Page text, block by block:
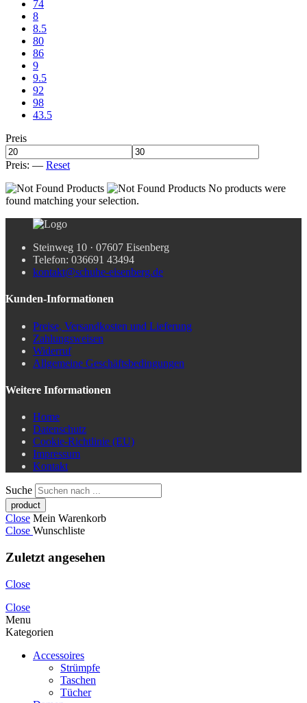
74
8
8.5
80
86
9
9.5
92
98
43.5
Preis
Preis: — Reset
No products were
found matching your selection.
Steinweg 10 · 07607 Eisenberg
Telefon: 036691 43494
kontakt@schuhe-eisenberg.de
Kunden-Informationen
Preise, Versandkosten und Lieferung
Zahlungsweisen
Widerruf
Allgemeine Geschäftsbedingungen
Weitere Informationen
Home
Datenschutz
Cookie-Richtlinie (EU)
Impressum
Kontakt
Suche
Close Mein Warenkorb
Close Wunschliste
Zuletzt angesehen
Close
Close
Menu
Kategorien
Accessoires
Strümpfe
Taschen
Tücher